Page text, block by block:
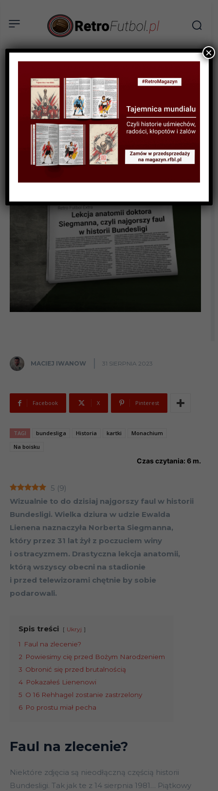
HISTORYCZNE MECZE
Lekcja anatomii doktora
Siegmanna, czyli najgorszy
faul w historii Bundesligi
MACIEJ IWANOW 31 SIERPNIA 2023
Facebook X Pinterest
TAGI bundesliga Historia kartki
Monachium
Na boisku
Czas czytania: 6 m.
5 (9)
Wizualnie to do dzisiaj najgorszy faul w historii
Bundesligi. Wielka dziura w udzie Ewalda
Lienena naznaczyła Norberta Siegmanna,
który przez 31 lat żył z poczuciem winy
i ostracyzmem. Drastyczna lekcja anatomii,
którą wszyscy obecni na stadionie
i przed telewizorami chętnie by sobie
podarowali.
Spis treści Ukryj
1
Faul na zlecenie?
2 Powiesimy cię przed Bożym Narodzeniem
3 Obronić się przed brutalnością
4 Pokazałeś Lienenowi
5 O 16 Rehhagel zostanie zastrzelony
6 Po prostu miał pecha
Faul na zlecenie?
Niektóre zdjęcia są nieodłączną częścią historii
Bundesligi. Tak jak te z 14 sierpnia 1981… Piątkowy
×